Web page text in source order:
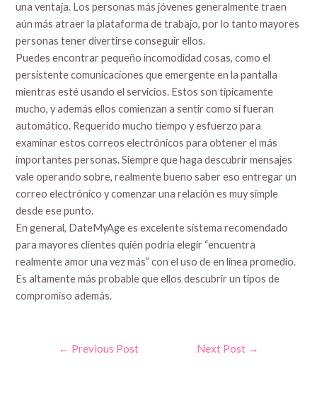
una ventaja. Los personas más jóvenes generalmente traen
aún más atraer la plataforma de trabajo, por lo tanto mayores
personas tener divertirse conseguir ellos.
Puedes encontrar pequeño incomodidad cosas, como el
persistente comunicaciones que emergente en la pantalla
mientras esté usando el servicios. Estos son típicamente
mucho, y además ellos comienzan a sentir como si fueran
automático. Requerido mucho tiempo y esfuerzo para
examinar estos correos electrónicos para obtener el más
importantes personas. Siempre que haga descubrir mensajes
vale operando sobre, realmente bueno saber eso entregar un
correo electrónico y comenzar una relación es muy simple
desde ese punto.
En general, DateMyAge es excelente sistema recomendado
para mayores clientes quién podría elegir “encuentra
realmente amor una vez más” con el uso de en línea promedio.
Es altamente más probable que ellos descubrir un tipos de
compromiso además.
← Previous Post Next Post →